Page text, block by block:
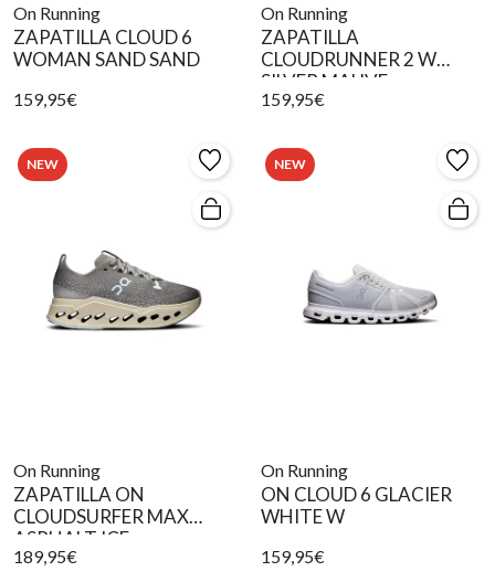
On Running
ZAPATILLA CLOUD 6
WOMAN SAND SAND
159,95€
On Running
ZAPATILLA
CLOUDRUNNER 2 W
SILVER MAUVE
159,95€
NEW
On Running
ZAPATILLA ON
CLOUDSURFER MAX
ASPHALT ICE
189,95€
NEW
On Running
ON CLOUD 6 GLACIER
WHITE W
159,95€